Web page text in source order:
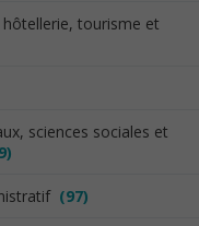
hôtellerie, tourisme et
sciences sociales et
(97)